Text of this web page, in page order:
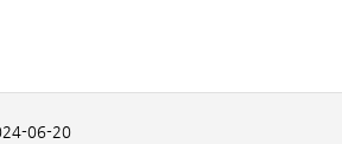
06-20